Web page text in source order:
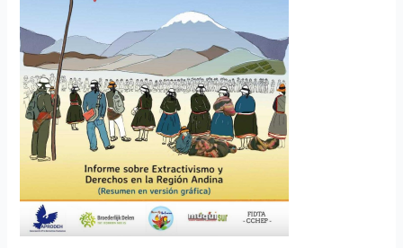
Defensoras
y
Defensores
de
DD.HH.
Terroritorio